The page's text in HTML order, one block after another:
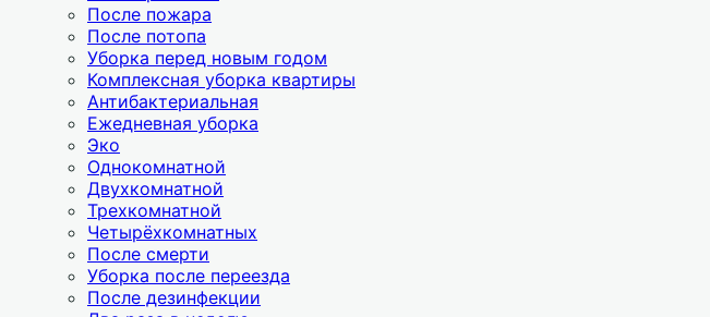
После пожара
После потопа
Уборка перед новым годом
Комплексная уборка квартиры
Антибактериальная
Ежедневная уборка
Эко
Однокомнатной
Двухкомнатной
Трехкомнатной
Четырёхкомнатных
После смерти
Уборка после переезда
После дезинфекции